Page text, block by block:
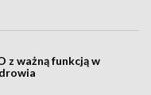
z ważną funkcją w